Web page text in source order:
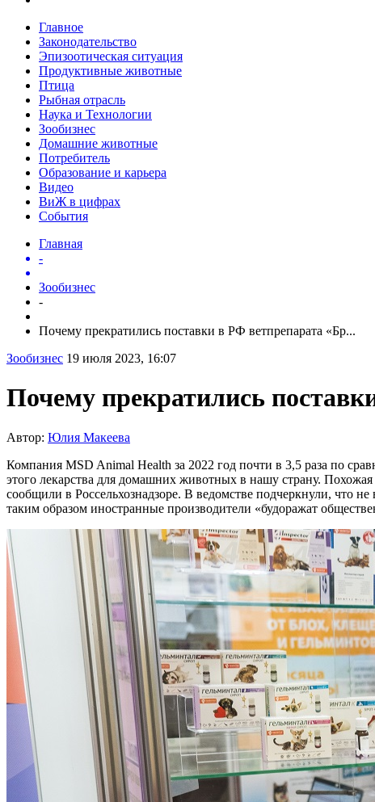
Главное
Законодательство
Эпизоотическая ситуация
Продуктивные животные
Птица
Рыбная отрасль
Наука и Технологии
Зообизнес
Домашние животные
Потребитель
Образование и карьера
Видео
ВиЖ в цифрах
События
Главная
-
Зообизнес
-
Почему прекратились поставки в РФ ветпрепарата «Бр...
Зообизнес 19 июля 2023, 16:07
Почему прекратились
Автор: Юлия Макеева
Компания MSD Animal Health за 2022 год почти в 3,5 раза по
этого лекарства для домашних животных в нашу страну.
сообщили в Россельхознадзоре. В ведомстве подчеркнули, что
таким образом иностранные производители «будоражат